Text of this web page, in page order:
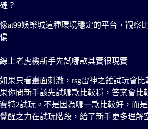
確？
像at99娛樂城這種環境穩定的平台，觀察
偏
線上老虎機新手先試哪款其實很現實
如果只看畫面刺激，rsg雷神之錘試玩會比
果你問新手該先試哪款比較穩，答案會比
賽特2試玩。不是因為哪一款比較好，而
覺醒之力在試玩階段，給了新手更多理解